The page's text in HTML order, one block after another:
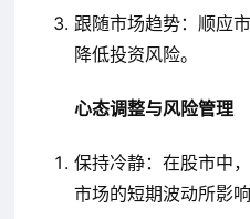
跟随市场趋势：顺应
降低投资风险。
心态调整与风险管理
保持冷静：在股市中
市场的短期波动所影响